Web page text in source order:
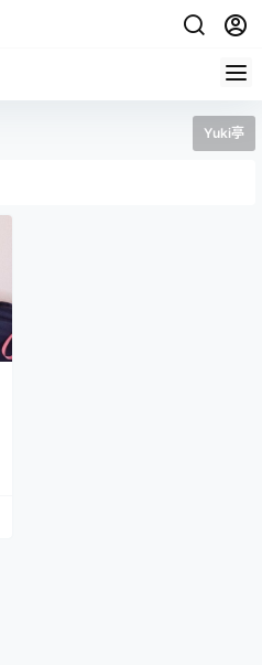
Yuki亭